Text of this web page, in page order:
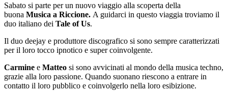
Sabato si parte per un nuovo viaggio alla scoperta della
buona Musica a Riccione. A guidarci in questo viaggia troviamo il
duo italiano dei Tale of Us.
Il duo deejay e produttore discografico si sono sempre caratterizzati
per il loro tocco ipnotico e super coinvolgente.
Carmine e Matteo si sono avvicinati al mondo della musica techno,
grazie alla loro passione. Quando suonano riescono a entrare in
contatto il loro pubblico e coinvolgerlo nella loro esibizione.